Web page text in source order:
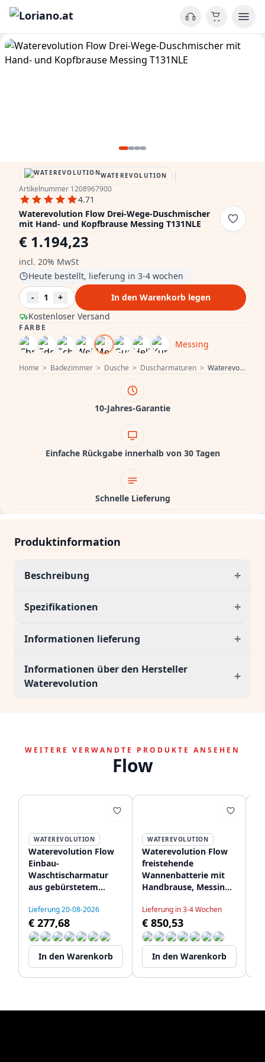
Home > Badezimmer > Dusche > Duscharmaturen > Waterevolution Flow Drei-Wege-Duschmischer mit Hand- und Kopfbrause Messing T131NLE
WATEREVOLUTION |
Artikelnummer 1208967900
4.71
Waterevolution Flow Drei-Wege-Duschmischer
mit Hand- und Kopfbrause Messing T131NLE
€ 1.194,23
incl. 20% MwSt
Kostenloser Versand
Heute bestellt, lieferung in 3-4 wochen
-
1 + In den Warenkorb legen
FARBE
Messing
10-Jahres-Garantie
Einfache Rückgabe innerhalb von 30 Tagen
Schnelle Lieferung
Produktinformation
Beschreibung +
Spezifikationen +
Informationen lieferung +
Informationen über den Hersteller
Waterevolution
+
WEITERE VERWANDTE PRODUKTE ANSEHEN
Flow
WATEREVOLUTION
Waterevolution Flow
Einbau-
Waschtischarmatur
aus gebürstetem
langem Auslauf
T116BLE-21
Lieferung 20-08-2026
€ 277,68
In den Warenkorb
WATEREVOLUTION
Waterevolution Flow
freistehende
Wannenbatterie mit
Handbrause, Messing
Lieferung in 3-4 Wochen
€ 850,53
In den Warenkorb